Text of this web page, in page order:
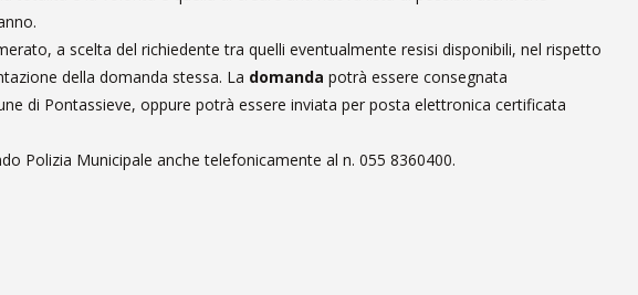
a scelta del richiedente tra quelli eventualmente resisi disponibili, nel rispetto
della domanda stessa. La domanda potrà essere consegnata
di Pontassieve, oppure potrà essere inviata per posta elettronica certificata
Polizia Municipale anche telefonicamente al n. 055 8360400.